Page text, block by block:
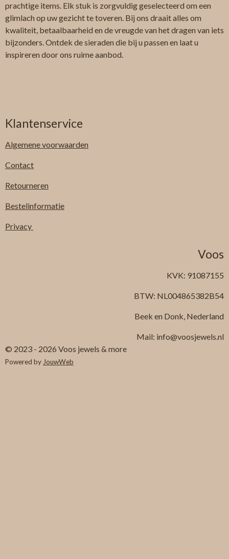
prachtige items. Elk stuk is zorgvuldig geselecteerd om een
glimlach op uw gezicht te toveren. Bij ons draait alles om
kwaliteit, betaalbaarheid en de vreugde van het dragen van iets
bijzonders. Ontdek de sieraden die bij u passen en laat u
inspireren door ons ruime aanbod.
Klantenservice
Algemenevoorwaarden
Contact
Retourneren
Bestelinformatie
Privacy
Voos
KVK: 91087155
BTW: NL004865382B54
Beek en Donk, Nederland
Mail: info@voosjewels.nl
© 2023 - 2026 Voos jewels & more
Powered byJouwWeb